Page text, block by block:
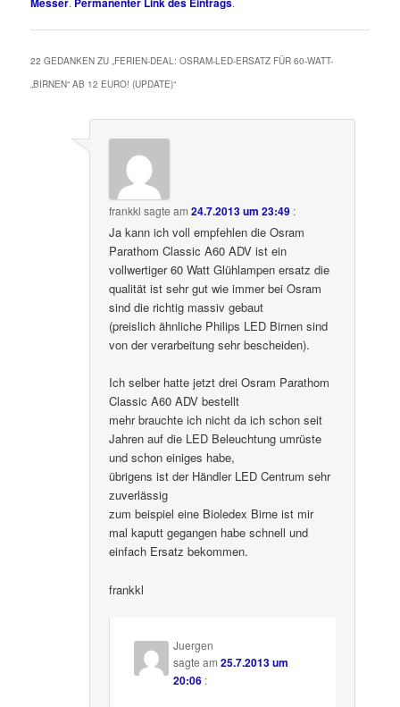
22 GEDANKEN ZU „FERIEN-DEAL: OSRAM-LED-ERSATZ FÜR 60-WATT-
„BIRNEN“ AB 12 EURO! (UPDATE)“
frankkl sagte am24.7.2013 um 23:49 :
Ja kann ich voll empfehlen die Osram
Parathom Classic A60 ADV ist ein
vollwertiger 60 Watt Glühlampen ersatz die
qualität ist sehr gut wie immer bei Osram
sind die richtig massiv gebaut
(preislich ähnliche Philips LED Birnen sind
von der verarbeitung sehr bescheiden).
Ich selber hatte jetzt drei Osram Parathom
Classic A60 ADV bestellt
mehr brauchte ich nicht da ich schon seit
Jahren auf die LED Beleuchtung umrüste
und schon einiges habe,
übrigens ist der Händler LED Centrum sehr
zuverlässig
zum beispiel eine Bioledex Birne ist mir
mal kaputt gegangen habe schnell und
einfach Ersatz bekommen.
frankkl
Juergen
sagte am25.7.2013 um
20:06 :